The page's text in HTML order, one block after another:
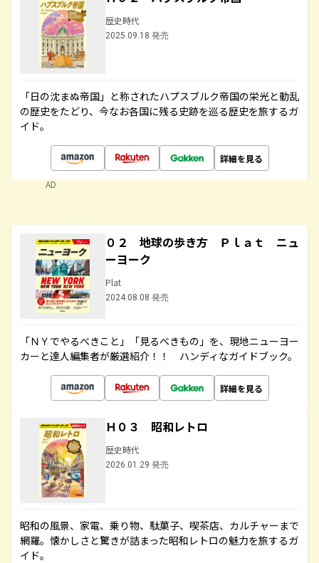
歴史時代
2025.09.18 発売
「日の沈まぬ帝国」と称されたハプスブルク帝国の栄光と動乱
の歴史をたどり、今なお各国に残る史跡を巡る歴史を旅するガ
イド。
詳細を見る
AD
０２ 地球の歩き方 Ｐｌａｔ ニュ
ーヨーク
Plat
2024.08.08 発売
「ＮＹでやるべきこと」「見るべきもの」を、現地ニューヨー
カーと達人編集者が厳選紹介！！ ハンディなガイドブック。
詳細を見る
Ｈ０３ 昭和レトロ
歴史時代
2026.01.29 発売
昭和の風景、家電、乗り物、駄菓子、喫茶店、カルチャーまで
網羅。懐かしさと驚きが詰まった昭和レトロの魅力を旅するガ
イド。